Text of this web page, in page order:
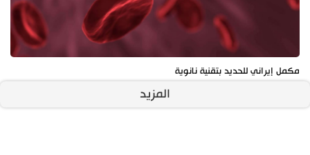
مكمل إيراني للحديد بتقنية نانوية
المزيد